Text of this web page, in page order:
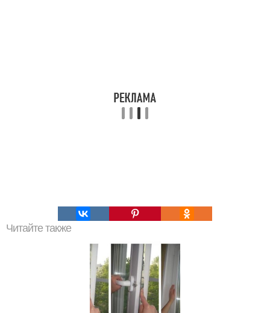
Читайте также